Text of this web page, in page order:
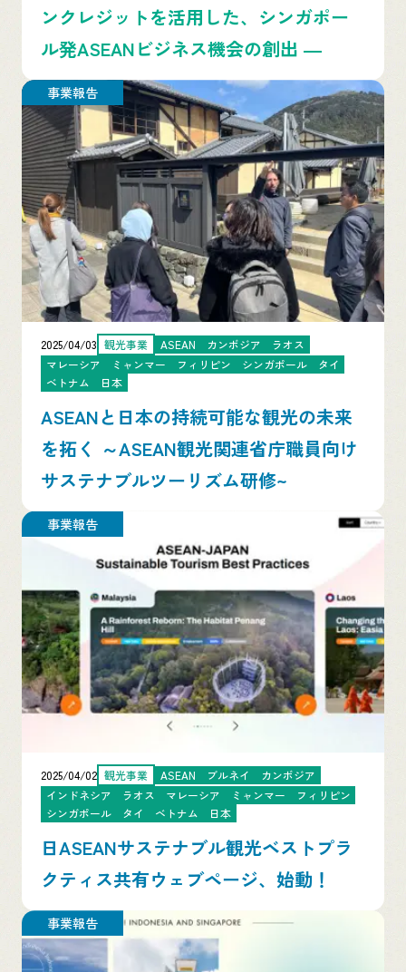
ンクレジットを活用した、シンガポー
ル発ASEANビジネス機会の創出 ―
事業報告
2025/04/03 観光事業 ASEAN カンボジア
ラオス
マレーシア
ミャンマー フィリピン シンガポール
タイ
ベトナム
日本
ASEANと日本の持続可能な観光の未来
を拓く ～ASEAN観光関連省庁職員向け
サステナブルツーリズム研修~
事業報告
2025/04/02 観光事業 ASEAN ブルネイ
カンボジア
インドネシア
ラオス マレーシア ミャンマー
フィリピン
シンガポール
タイ ベトナム 日本
日ASEANサステナブル観光ベストプラ
クティス共有ウェブページ、始動！
事業報告